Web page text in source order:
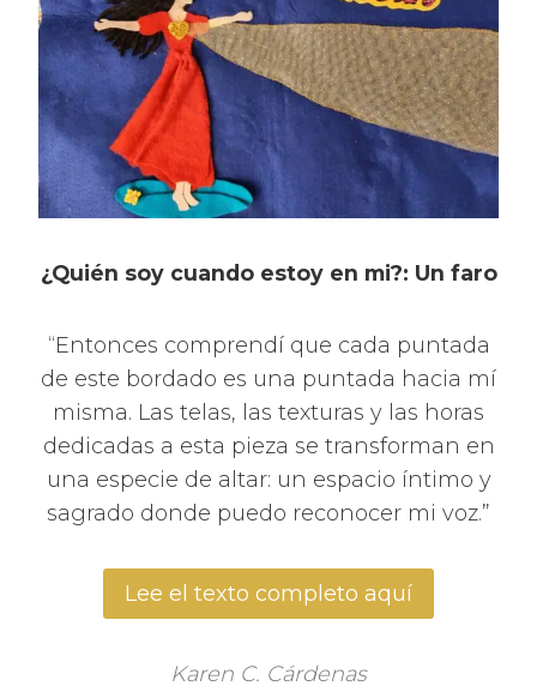
¿Quién soy cuando estoy en mi?: Un faro
“Entonces comprendí que cada puntada
de este bordado es una puntada hacia mí
misma. Las telas, las texturas y las horas
dedicadas a esta pieza se transforman en
una especie de altar: un espacio íntimo y
sagrado donde puedo reconocer mi voz.”
Lee el texto completo aquí
Karen C. Cárdenas